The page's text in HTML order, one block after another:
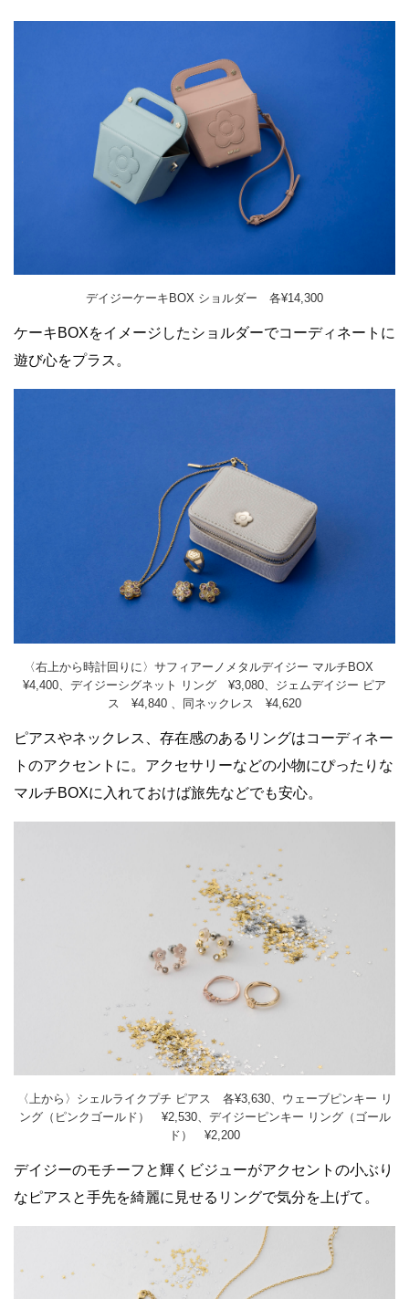
デイジーケーキBOX ショルダー 各¥14,300
ケーキBOXをイメージしたショルダーでコーディネートに
遊び心をプラス。
〈右上から時計回りに〉サフィアーノメタルデイジー マルチBOX
¥4,400、デイジーシグネット リング ¥3,080、ジェムデイジー ピア
ス ¥4,840 、同ネックレス ¥4,620
ピアスやネックレス、存在感のあるリングはコーディネー
トのアクセントに。アクセサリーなどの小物にぴったりな
マルチBOXに入れておけば旅先などでも安心。
〈上から〉シェルライクプチ ピアス 各¥3,630、ウェーブピンキー リ
ング（ピンクゴールド） ¥2,530、デイジーピンキー リング（ゴール
ド） ¥2,200
デイジーのモチーフと輝くビジューがアクセントの小ぶり
なピアスと手先を綺麗に見せるリングで気分を上げて。